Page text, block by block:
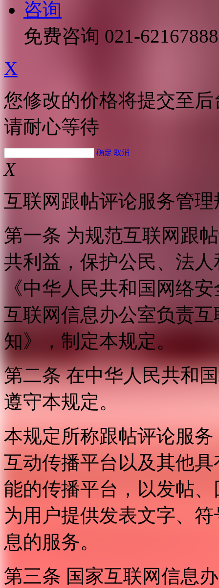
咨询
免费咨询 021-62167888
X
您修改的价格将提交至
请耐心等待
确定 取消
X
互联网跟帖评论服务管理
第一条 为规范互联网跟
共利益，保护公民、法
《中华人民共和国网络
互联网信息办公室负责
知》，制定本规定。
第二条 在中华人民共和
遵守本规定。
本规定所称跟帖评论服
互动传播平台以及其他
能的传播平台，以发帖
为用户提供发表文字、
息的服务。
第三条 国家互联网信息